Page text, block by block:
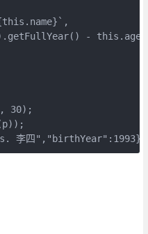
- this.age
30);
李四","birthYear":1993}